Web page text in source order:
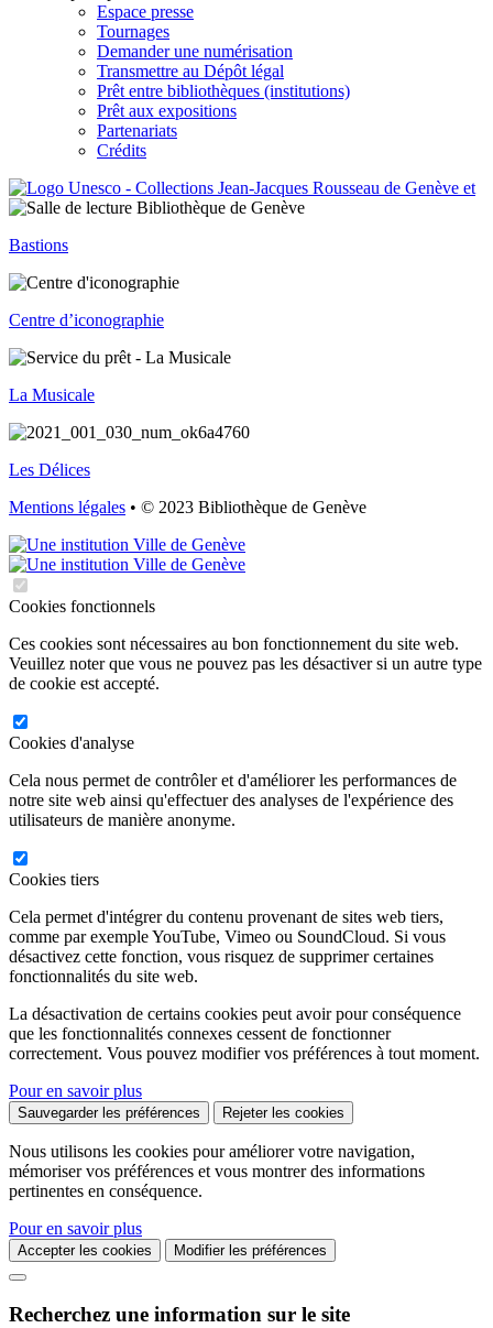
Espace presse
Tournages
Demander une numérisation
Transmettre au Dépôt légal
Prêt entre bibliothèques (institutions)
Prêt aux expositions
Partenariats
Crédits
Bastions
Centre d’iconographie
La Musicale
Les Délices
Mentions légales • © 2023 Bibliothèque de Genève
Cookies fonctionnels
Ces cookies sont nécessaires au bon fonctionnement du site web.
Veuillez noter que vous ne pouvez pas les désactiver si un autre type
de cookie est accepté.
Cookies d'analyse
Cela nous permet de contrôler et d'améliorer les performances de
notre site web ainsi qu'effectuer des analyses de l'expérience des
utilisateurs de manière anonyme.
Cookies tiers
Cela permet d'intégrer du contenu provenant de sites web tiers,
comme par exemple YouTube, Vimeo ou SoundCloud. Si vous
désactivez cette fonction, vous risquez de supprimer certaines
fonctionnalités du site web.
La désactivation de certains cookies peut avoir pour conséquence
que les fonctionnalités connexes cessent de fonctionner
correctement. Vous pouvez modifier vos préférences à tout moment.
Pour en savoir plus
Sauvegarder les préférences Rejeter les cookies
Nous utilisons les cookies pour améliorer votre navigation,
mémoriser vos préférences et vous montrer des informations
pertinentes en conséquence.
Pour en savoir plus
Accepter les cookies Modifier les préférences
Recherchez une information sur le site